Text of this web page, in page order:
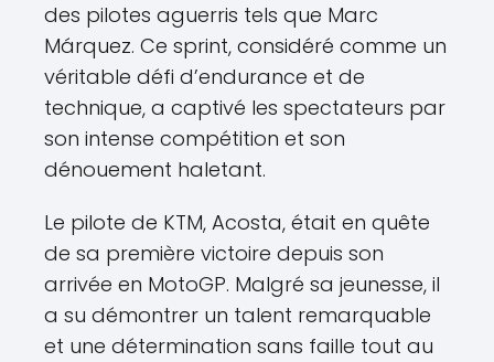
des pilotes aguerris tels que Marc
Márquez. Ce sprint, considéré comme un
véritable défi d’endurance et de
technique, a captivé les spectateurs par
son intense compétition et son
dénouement haletant.
Le pilote de KTM, Acosta, était en quête
de sa première victoire depuis son
arrivée en MotoGP. Malgré sa jeunesse, il
a su démontrer un talent remarquable
et une détermination sans faille tout au